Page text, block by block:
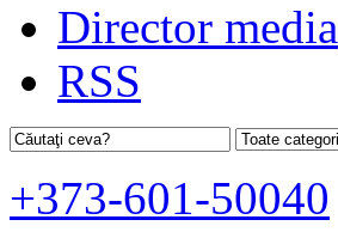
Director media
RSS
+373-601-50040